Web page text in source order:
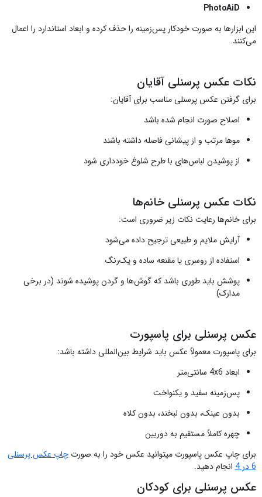
PhotoAiD
این ابزارها به صورت خودکار پس‌زمینه را حذف کرده و ابعاد استاندارد را اعمال
می‌کنند.
نکات عکس پرسنلی آقایان
برای گرفتن عکس پرسنلی مناسب برای آقایان:
اصلاح صورت انجام شده باشد
موها مرتب و از پیشانی فاصله داشته باشند
از پوشیدن لباس‌های با طرح شلوغ خودداری شود
نکات عکس پرسنلی خانم‌ها
برای خانم‌ها رعایت نکات زیر ضروری است:
آرایش ملایم و طبیعی ترجیح داده می‌شود
استفاده از روسری یا مقنعه ساده و یک‌رنگ
پوشش باید طوری باشد که گوش‌ها و گردن پوشیده شوند (در برخی
مدارک)
عکس پرسنلی برای پاسپورت
برای پاسپورت معمولاً عکس باید شرایط بین‌المللی داشته باشد:
ابعاد 4x6 سانتی‌متر
پس‌زمینه سفید و یکنواخت
بدون عینک، بدون لبخند، بدون کلاه
چهره کاملاً مستقیم به دوربین
برای چاپ عکس پاسپورت میتوانید عکس خود را به صورتچاپ عکس پرسنلی
6 در 4
انجام دهید.
عکس پرسنلی برای کودکان